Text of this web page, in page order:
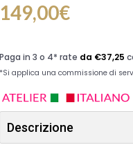
149,00€
Descrizione